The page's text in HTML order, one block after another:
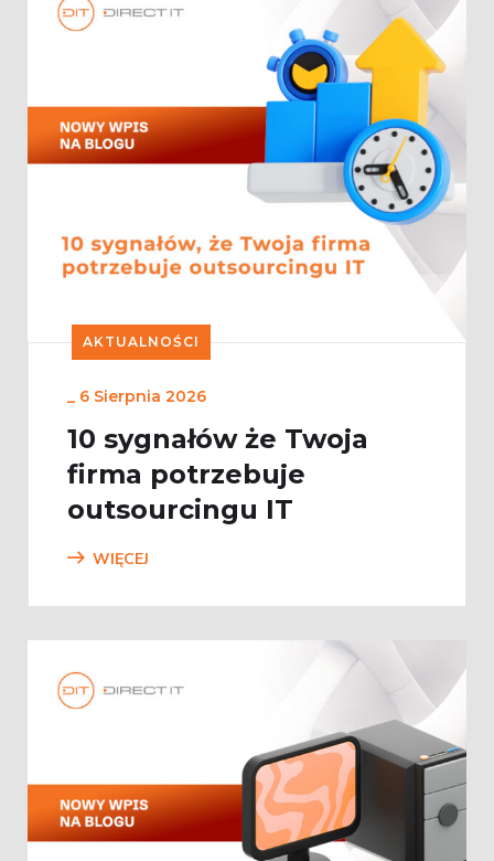
AKTUALNOŚCI
_ 6 Sierpnia 2026
10 sygnałów że Twoja
firma potrzebuje
outsourcingu IT
WIĘCEJ